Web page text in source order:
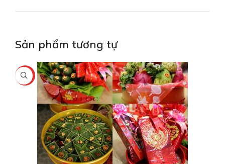
Sản phẩm tương tự
-17%